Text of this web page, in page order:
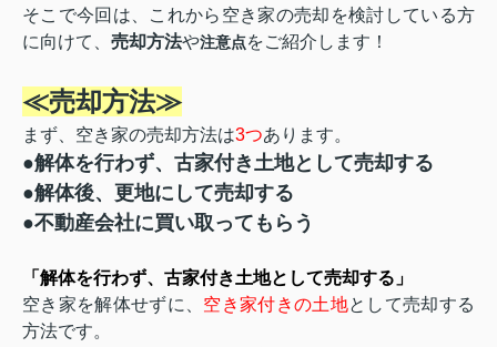
そこで今回は、これから空き家の売却を検討している方
に向けて、 売却方法や注意点をご紹介します！
≪売却方法≫
まず、空き家の売却方法は3つあります。
●解体を行わず、古家付き土地として売却する
●解体後、更地にして売却する
●不動産会社に買い取ってもらう
「解体を行わず、古家付き土地として売却する」
空き家を解体せずに、 空き家付きの土地として売却する
方法です。